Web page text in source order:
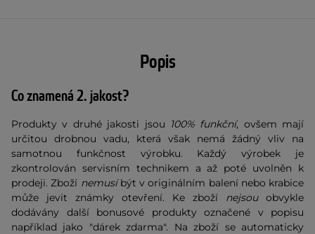
Popis
Co znamená 2. jakost?
Produkty v druhé jakosti jsou 100% funkční, ovšem mají
určitou drobnou vadu, která však nemá žádný vliv na
samotnou funkčnost výrobku. Každý výrobek je
zkontrolován servisním technikem a až poté uvolněn k
prodeji. Zboží nemusíbýt v originálním balení nebo krabice
může jevit známky otevření. Ke zboží nejsou obvykle
dodávány další bonusové produkty označené v popisu
například jako "dárek zdarma". Na zboží se automaticky